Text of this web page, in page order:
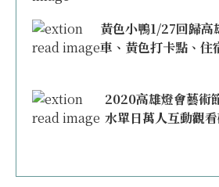
黃色小鴨1/27回歸高
車、黃色打卡點、住
2020高雄燈會藝術
水單日萬人互動觀